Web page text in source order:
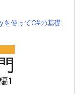
を使ってC#の基礎